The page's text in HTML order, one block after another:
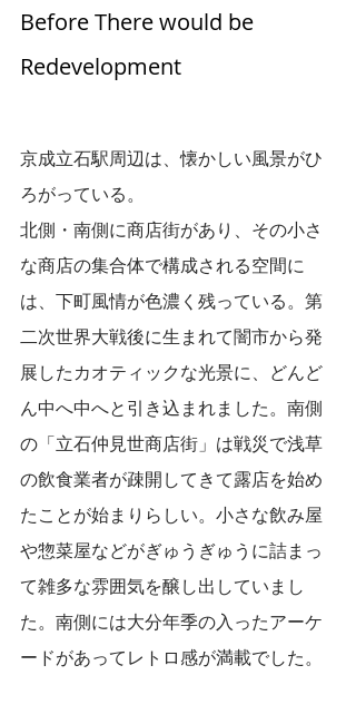
Before There would be
Redevelopment
京成立石駅周辺は、懐かしい風景がひ
ろがっている。
北側・南側に商店街があり、その小さ
な商店の集合体で構成される空間に
は、下町風情が色濃く残っている。第
二次世界大戦後に生まれて闇市から発
展したカオティックな光景に、どんど
ん中へ中へと引き込まれました。南側
の「立石仲見世商店街」は戦災で浅草
の飲食業者が疎開してきて露店を始め
たことが始まりらしい。小さな飲み屋
や惣菜屋などがぎゅうぎゅうに詰まっ
て雑多な雰囲気を醸し出していまし
た。南側には大分年季の入ったアーケ
ードがあってレトロ感が満載でした。